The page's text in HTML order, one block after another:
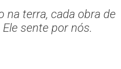
na terra, cada obra de
sente por nós.